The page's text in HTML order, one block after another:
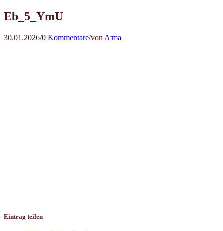
Eb_5_YmU
30.01.2026/0 Kommentare/von Atma
Eintrag teilen